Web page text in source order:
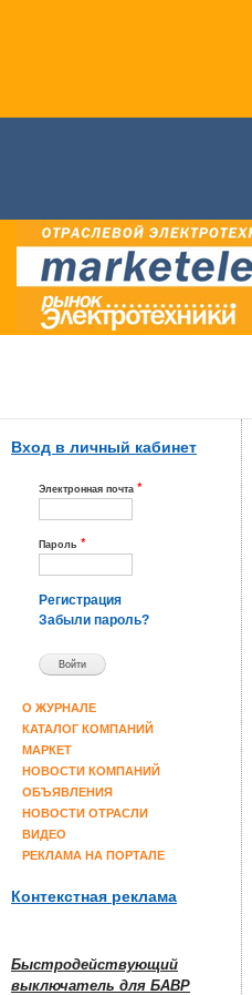
Вход в личный кабинет
Электронная почта *
Пароль *
Регистрация
Забыли пароль?
О ЖУРНАЛЕ
КАТАЛОГ КОМПАНИЙ
МАРКЕТ
НОВОСТИ КОМПАНИЙ
ОБЪЯВЛЕНИЯ
НОВОСТИ ОТРАСЛИ
ВИДЕО
РЕКЛАМА НА ПОРТАЛЕ
Контекстная реклама
Быстродействующий
выключатель для БАВР